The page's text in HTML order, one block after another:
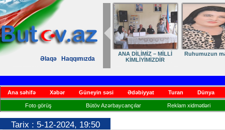
Əlaqə Haqqımızda
ANA DİLİMİZ – MİLLİ
KİMLİYİMİZDİR
Ruhumuzun
Ana səhifə Xəbər Güneyin səsi Ədəbiyyat Turan Dünya
Foto görüş Bütöv Azərbaycançılar Reklam xidmətləri
Tarix : 5-12-2024, 19:50